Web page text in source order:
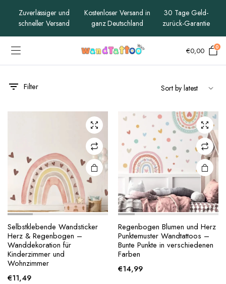
Zuverlässiger und
schneller Versand
Kostenloser Versand in
ganz Deutschland
30 Tage Geld-
zurück-Garantie
€0,00 0
Filter
Selbstklebende Wandsticker
Herz & Regenbogen –
Wanddekoration für
Kinderzimmer und
Wohnzimmer
€11,49
Regenbogen Blumen und Herz
Punktemuster Wandtattoos –
Bunte Punkte in verschiedenen
Farben
€14,99